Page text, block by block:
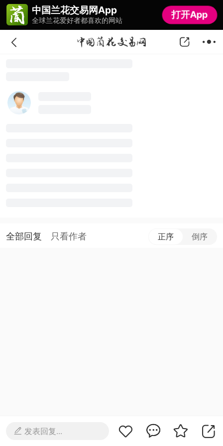
中国兰花交易网App
全球兰花爱好者都喜欢的网站
打开App
中国兰花交易网App
全球兰花爱好者都喜欢的网站
打开App
全部回复 只看作者 正序 倒序
发表回复...